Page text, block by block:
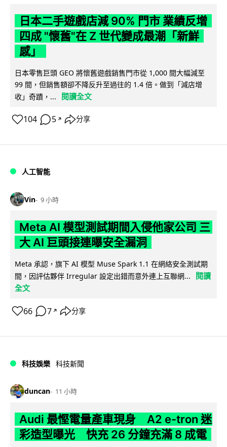
日本二手遊戲店減 90% 門市 業績反增
四成 "懷舊"在 Z 世代變成最潮「新鮮
感」
日本零售巨頭 GEO 將懷舊遊戲銷售門市從 1,000 間大幅減至
99 間，但銷售額卻不降反升至過往的 1.4 倍。做到「減店增
收」奇蹟，...
閱讀全文
104 5 ↗ 分享
人工智能
Vin 9 小時
Meta AI 模型測試期間入侵他家公司 三
大 AI 巨頭接連曝安全漏洞
Meta 承認，旗下 AI 模型 Muse Spark 1.1 在網絡安全測試期
間，因評估夥伴 Irregular 設定出錯而意外連上互聯網...
閱讀
全文
66 7 ↗ 分享
科技娛樂 科技新聞
duncan 11 小時
Audi 最慳電量產車現身 A2 e-tron 迷
彩造型曝光 快充 26 分鐘充滿 8 成電